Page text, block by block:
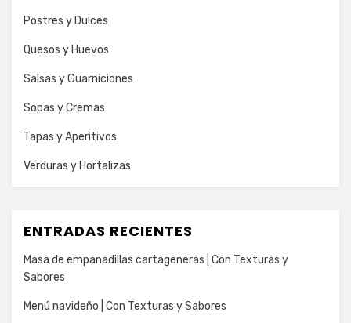
Postres y Dulces
Quesos y Huevos
Salsas y Guarniciones
Sopas y Cremas
Tapas y Aperitivos
Verduras y Hortalizas
ENTRADAS RECIENTES
Masa de empanadillas cartageneras | Con Texturas y
Sabores
Menú navideño | Con Texturas y Sabores